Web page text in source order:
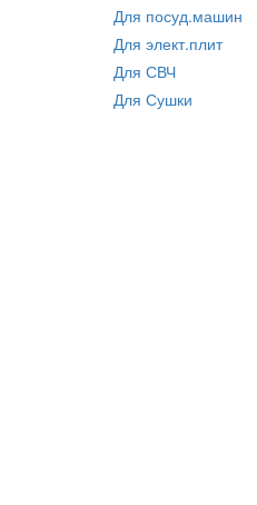
Для посуд.машин
Для элект.плит
Для СВЧ
Для Сушки